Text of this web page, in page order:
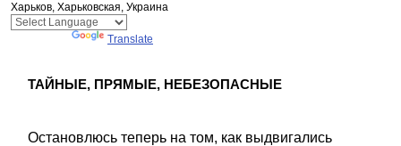
Харьков, Харьковская, Украина
Translate
ТАЙНЫЕ, ПРЯМЫЕ, НЕБЕЗОПАСНЫЕ
Остановлюсь теперь на том, как выдвигались